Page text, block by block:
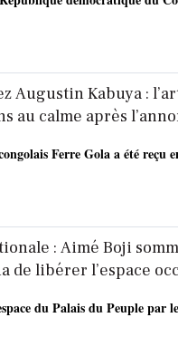
Augustin Kabuya :
au calme après
Ferre Gola a été reçu
: Aimé Boji
de libérer l’espace
du Palais du Peuple par